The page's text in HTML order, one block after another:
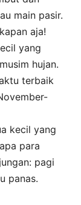
main pasir.
aja!
yang
hujan.
terbaik
kecil yang
para
pagi
panas.